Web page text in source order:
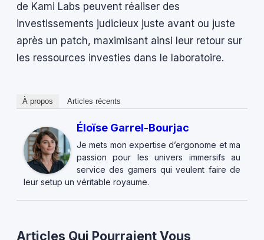
de Kami Labs peuvent réaliser des
investissements judicieux juste avant ou juste
après un patch, maximisant ainsi leur retour sur
les ressources investies dans le laboratoire.
À propos Articles récents
Éloïse Garrel-Bourjac
Je mets mon expertise d’ergonome et ma
passion pour les univers immersifs au
service des gamers qui veulent faire de
leur setup un véritable royaume.
Articles Qui Pourraient Vous